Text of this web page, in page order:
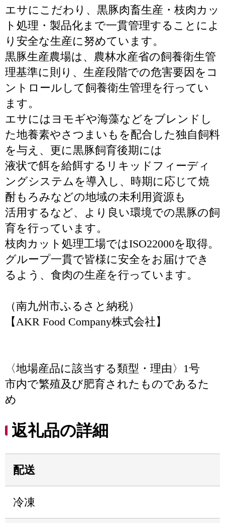
エサにこだわり、黒豚肉畜生産・枝肉カッ
ト処理・製品化まで一貫管理することによ
り安全な生産に努めています。
黒豚生産農場は、農林水産省の飼養衛生管
理基準に則り、生産段階での危害要因をコ
ントロールして飼養衛生管理を行ってい
ます。
エサにはヨモギや海藻などをブレンドし
た地養素やさつまいもを配合した独自飼料
を与え、更に黒豚飼育後期には
液状で餌を給餌するリキッドフィーディ
ングシステムを導入し、時期に応じて焼
酎もろみなどの地域の未利用資源も
活用するなど、より良い環境での黒豚の飼
育を行っています。
枝肉カット処理工場ではISO22000を取得。
グループ一貫で皆様に安全をお届けでき
るよう、食肉の生産を行っています。
（南九州市ふるさと納税）
【AKR Food Company株式会社】
〈地場産品に該当する類型・理由〉1号
市内で繁殖及び肥育されたものであるた
め
返礼品の詳細
配送
冷凍